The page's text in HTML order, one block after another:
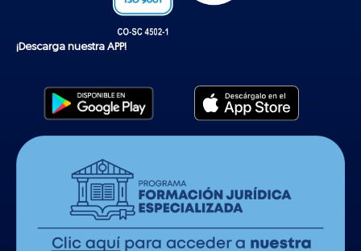
¡Descarga nuestra APP!